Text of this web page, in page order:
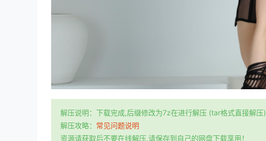
解压说明：下载完成,后缀修改为7z在进行解压 (tar格式直接解压)
解压攻略： 常见问题说明
资源请获取后不要在线解压,请保存到自己的网盘下载享用！